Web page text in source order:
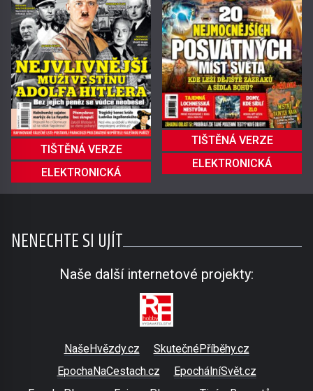
TIŠTĚNÁ VERZE
ELEKTRONICKÁ
TIŠTĚNÁ VERZE
ELEKTRONICKÁ
NENECHTE SI UJÍT
Naše další internetové projekty:
NašeHvězdy.cz
SkutečnéPříběhy.cz
EpochaNaCestach.cz
EpochálníSvět.cz